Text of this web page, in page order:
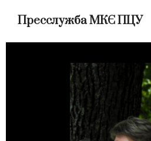
Пресслужба МКЄ ПЦУ